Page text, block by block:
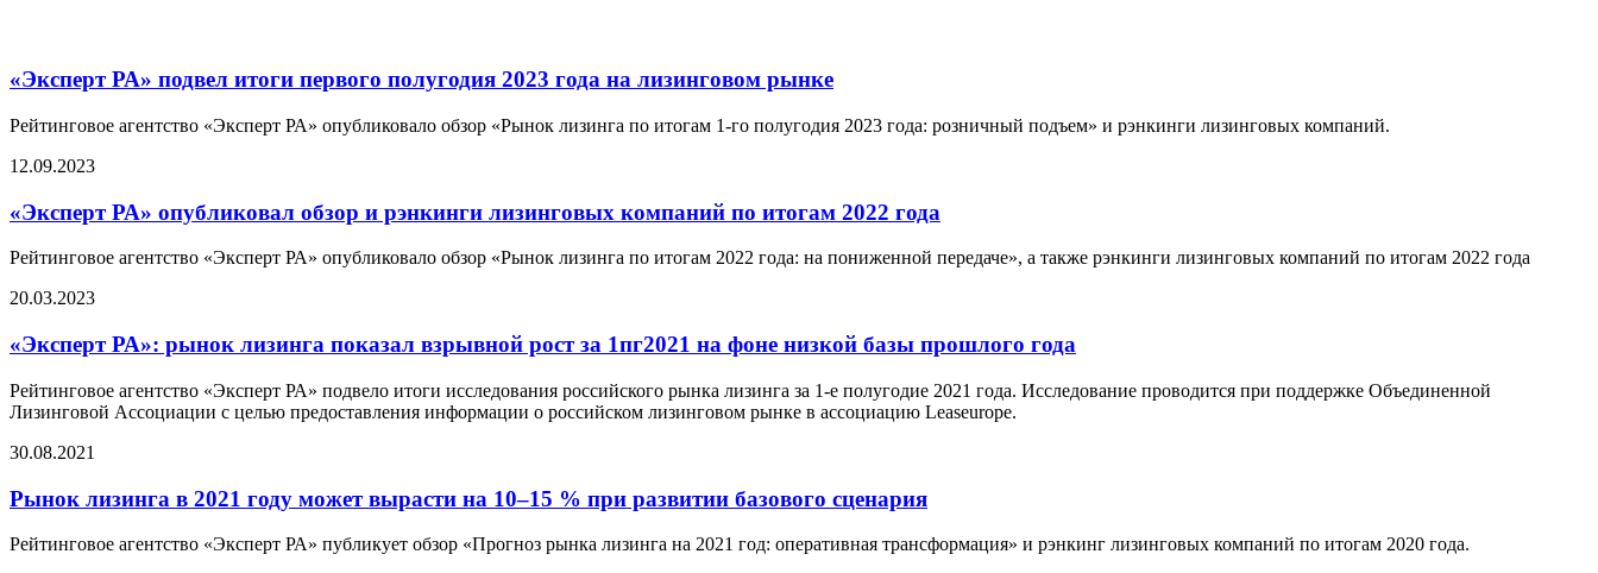
«Эксперт РА» подвел итоги первого полугодия 2023 года на лизинговом рынке
Рейтинговое агентство «Эксперт РА» опубликовало обзор «Рынок лизинга по итогам 1-го полугодия 2023 года: розничный подъем» и рэнкинги лизинговых компаний.
12.09.2023
«Эксперт РА» опубликовал обзор и рэнкинги лизинговых компаний по итогам 2022 года
Рейтинговое агентство «Эксперт РА» опубликовало обзор «Рынок лизинга по итогам 2022 года: на пониженной передаче», а также рэнкинги лизинговых компаний по итогам 2022 года
20.03.2023
«Эксперт РА»: рынок лизинга показал взрывной рост за 1пг2021 на фоне низкой базы прошлого года
Рейтинговое агентство «Эксперт РА» подвело итоги исследования российского рынка лизинга за 1-е полугодие 2021 года. Исследование проводится при поддержке Объединенной
Лизинговой Ассоциации с целью предоставления информации о российском лизинговом рынке в ассоциацию Leaseurope.
30.08.2021
Рынок лизинга в 2021 году может вырасти на 10–15 % при развитии базового сценария
Рейтинговое агентство «Эксперт РА» публикует обзор «Прогноз рынка лизинга на 2021 год: оперативная трансформация» и рэнкинг лизинговых компаний по итогам 2020 года.